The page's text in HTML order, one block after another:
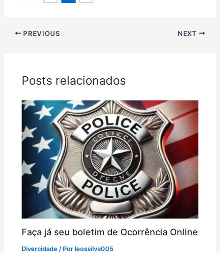
PREVIOUS NEXT
Posts relacionados
Faça já seu boletim de Ocorrência Online
Divercidade / Porleossilva005